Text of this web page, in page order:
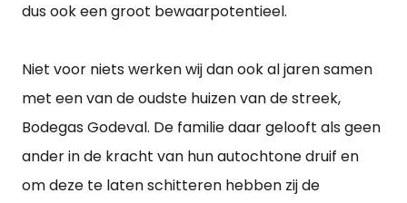
dus ook een groot bewaarpotentieel.
Niet voor niets werken wij dan ook al jaren samen
met een van de oudste huizen van de streek,
Bodegas Godeval. De familie daar gelooft als geen
ander in de kracht van hun autochtone druif en
om deze te laten schitteren hebben zij de